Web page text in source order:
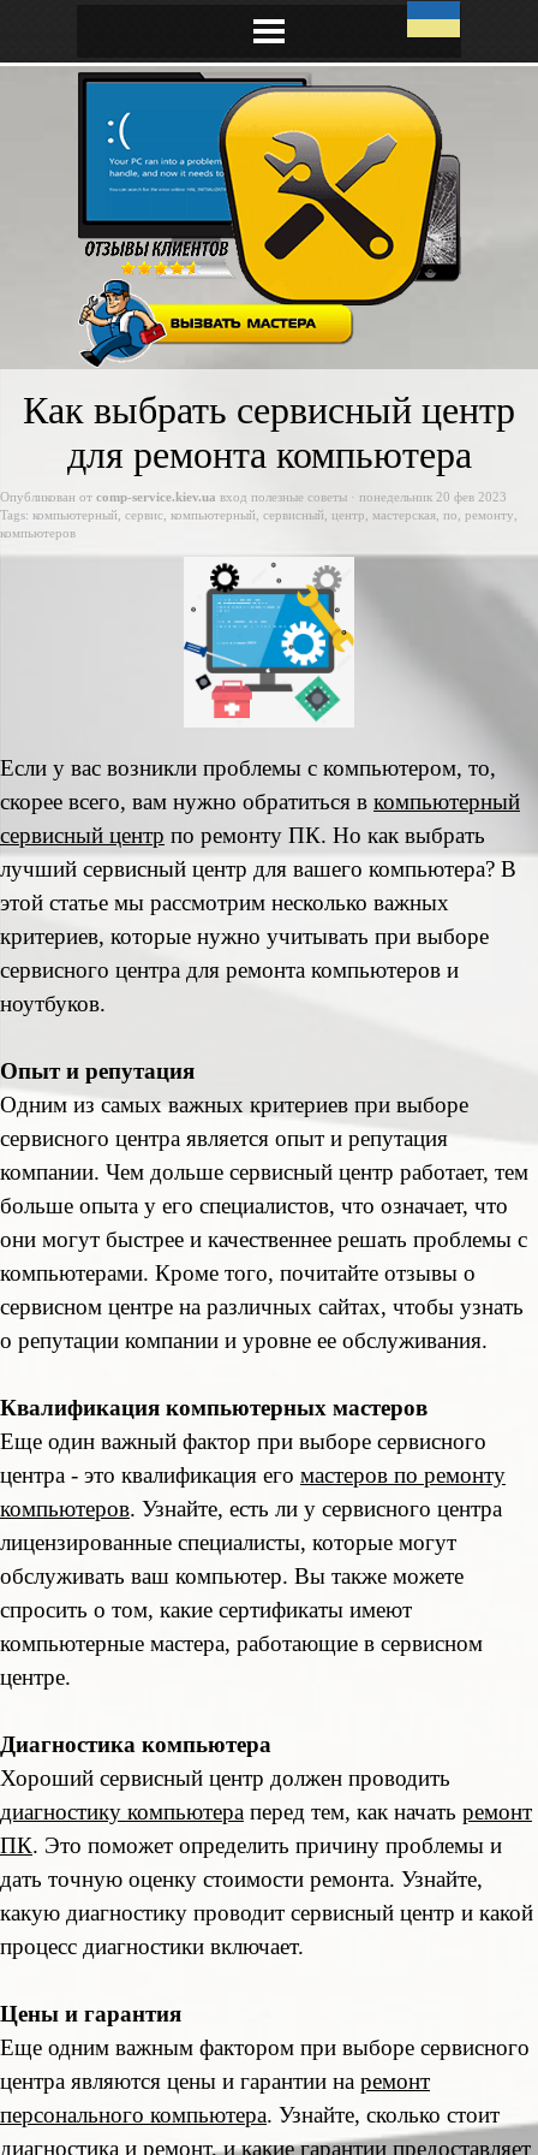
Как выбрать сервисный центр
для ремонта компьютера
Опубликован от comp-service.kiev.ua вход полезные советы · понедельник 20 фев 2023
Tags: компьютерный сервис компьютерный сервисный центр мастерская по ремонту
компьютеров
Если у вас возникли проблемы с компьютером, то,
скорее всего, вам нужно обратиться в компьютерный
сервисный центр по ремонту ПК. Но как выбрать
лучший сервисный центр для вашего компьютера? В
этой статье мы рассмотрим несколько важных
критериев, которые нужно учитывать при выборе
сервисного центра для ремонта компьютеров и
ноутбуков.
Опыт и репутация
Одним из самых важных критериев при выборе
сервисного центра является опыт и репутация
компании. Чем дольше сервисный центр работает, тем
больше опыта у его специалистов, что означает, что
они могут быстрее и качественнее решать проблемы с
компьютерами. Кроме того, почитайте отзывы о
сервисном центре на различных сайтах, чтобы узнать
о репутации компании и уровне ее обслуживания.
Квалификация компьютерных мастеров
Еще один важный фактор при выборе сервисного
центра - это квалификация его мастеров по ремонту
компьютеров. Узнайте, есть ли у сервисного центра
лицензированные специалисты, которые могут
обслуживать ваш компьютер. Вы также можете
спросить о том, какие сертификаты имеют
компьютерные мастера, работающие в сервисном
центре.
Диагностика компьютера
Хороший сервисный центр должен проводить
диагностику компьютера перед тем, как начать ремонт
ПК. Это поможет определить причину проблемы и
дать точную оценку стоимости ремонта. Узнайте,
какую диагностику проводит сервисный центр и какой
процесс диагностики включает.
Цены и гарантия
Еще одним важным фактором при выборе сервисного
центра являются цены и гарантии на ремонт
персонального компьютера. Узнайте, сколько стоит
диагностика и ремонт, и какие гарантии предоставляет